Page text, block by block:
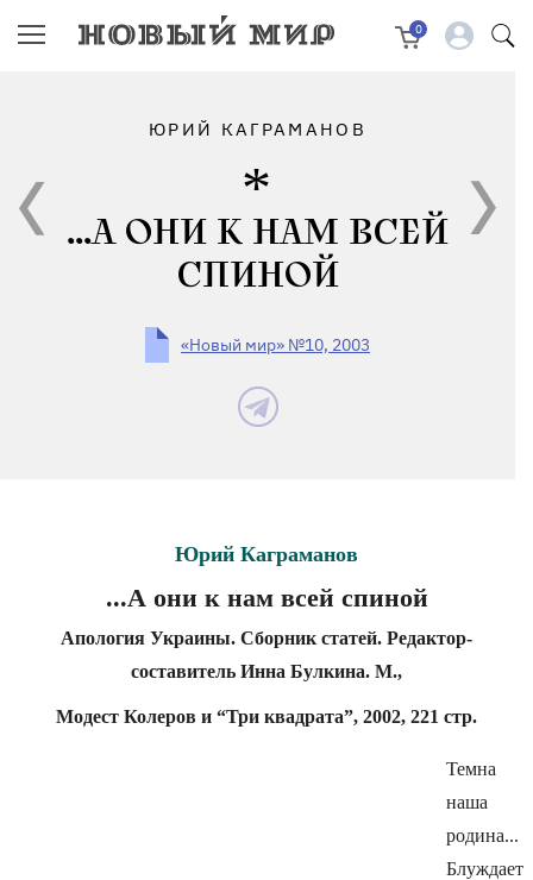
0
ЮРИЙ КАГРАМАНОВ
...А ОНИ К НАМ ВСЕЙ
СПИНОЙ
«Новый мир» №10, 2003
Юрий Каграманов
...А они к нам всей спиной
Апология Украины. Сборник статей. Редактор-
составитель Инна Булкина. М.,
Модест Колеров и “Три квадрата”, 2002, 221 стр.
Темна
наша
родина...
Блуждает